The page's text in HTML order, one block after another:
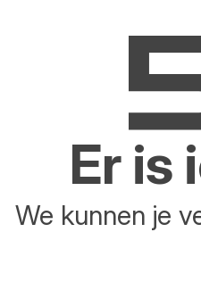
Er is
We kunnen je